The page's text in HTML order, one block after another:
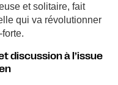
et solitaire, fait
qui va révolutionner
discussion à l’issue